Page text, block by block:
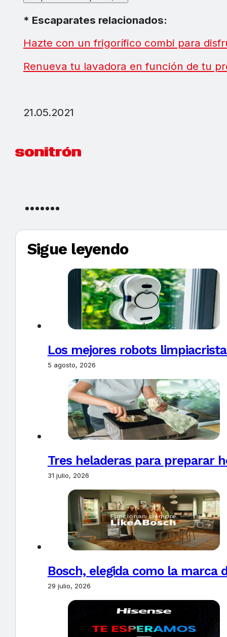
* Escaparates relacionados:
Hazte con un frigorífico combi para
Renueva tu lavadora en función de tu
21.05.2021
Sigue leyendo
Los mejores robots
5 agosto, 2026
Tres heladeras para preparar
31 julio, 2026
Bosch, elegida como la marca
29 julio, 2026